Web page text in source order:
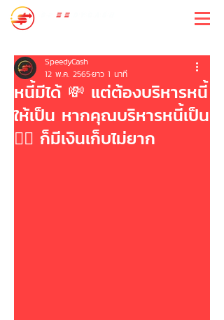
หนี้มีได้ 💸 แต่ต้องบริหารหนี้
ให้เป็น หากคุณบริหารหนี้เป็น
👍🏻 ก็มีเงินเก็บไม่ยาก
SpeedyCash
12 พ.ค. 2565ยาว 1 นาที